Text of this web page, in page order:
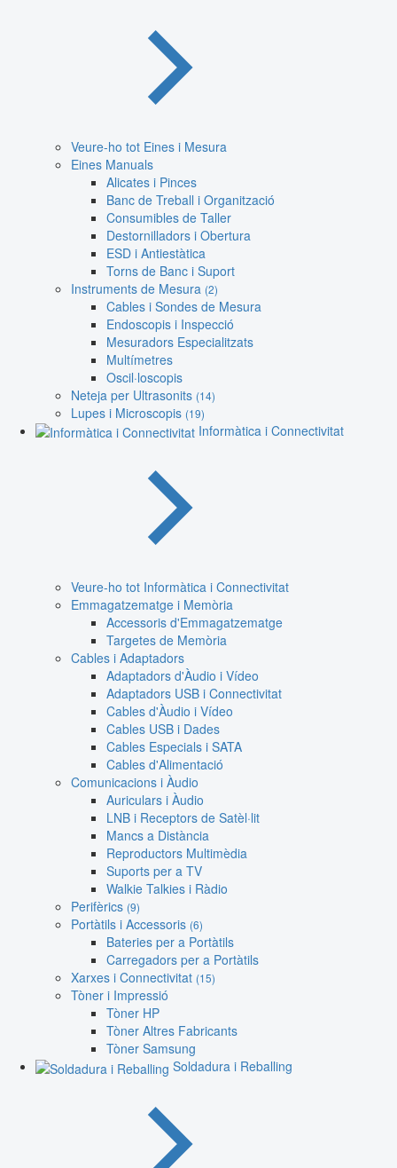
Veure-ho tot Eines i Mesura
Eines Manuals
Alicates i Pinces
Banc de Treball i Organització
Consumibles de Taller
Destornilladors i Obertura
ESD i Antiestàtica
Torns de Banc i Suport
Instruments de Mesura (2)
Cables i Sondes de Mesura
Endoscopis i Inspecció
Mesuradors Especialitzats
Multímetres
Oscil·loscopis
Neteja per Ultrasonits (14)
Lupes i Microscopis (19)
Informàtica i Connectivitat
Veure-ho tot Informàtica i Connectivitat
Emmagatzematge i Memòria
Accessoris d'Emmagatzematge
Targetes de Memòria
Cables i Adaptadors
Adaptadors d'Àudio i Vídeo
Adaptadors USB i Connectivitat
Cables d'Àudio i Vídeo
Cables USB i Dades
Cables Especials i SATA
Cables d'Alimentació
Comunicacions i Àudio
Auriculars i Àudio
LNB i Receptors de Satèl·lit
Mancs a Distància
Reproductors Multimèdia
Suports per a TV
Walkie Talkies i Ràdio
Perifèrics (9)
Portàtils i Accessoris (6)
Bateries per a Portàtils
Carregadors per a Portàtils
Xarxes i Connectivitat (15)
Tòner i Impressió
Tòner HP
Tòner Altres Fabricants
Tòner Samsung
Soldadura i Reballing